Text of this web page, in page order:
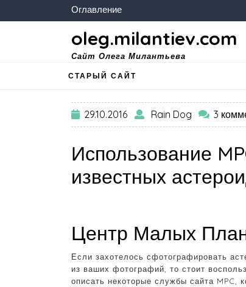
Оглавление
oleg.milantiev.com
Сайт Олега Милантьева
СТАРЫЙ САЙТ
29.10.2016 Rain Dog 3
Использование
известных
Центр Малых
Если захотелось сфотографировать
из ваших фотографий, то стоит
описать некоторые службы сайта MPC,